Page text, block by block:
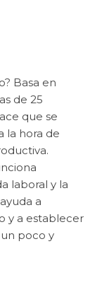
Basa en
de 25
que se
la hora de
laboral y la
a
y a establecer
poco y